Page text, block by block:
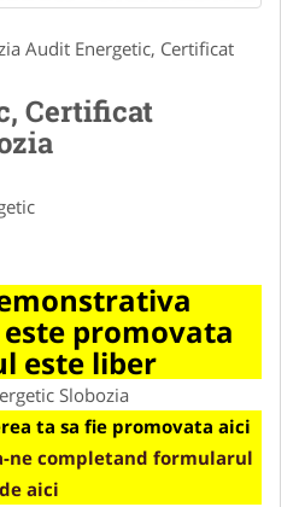
Audit Energetic, Certificat
Certificat
promovata
este liber
Slobozia
ta sa fie promovata aici
ne completand formularul
de aici